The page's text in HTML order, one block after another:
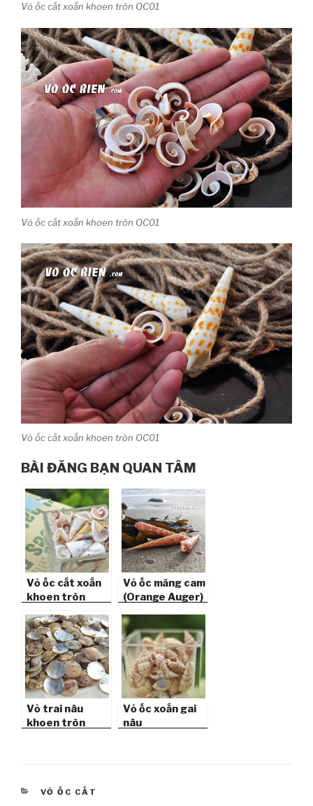
Vỏ ốc cắt xoắn khoen tròn OC01
Vỏ ốc cắt xoắn khoen tròn OC01
Vỏ ốc cắt xoắn khoen tròn OC01
BÀI ĐĂNG BẠN QUAN TÂM
Vỏ ốc cắt xoắn
khoen tròn
Vỏ ốc măng cam
(Orange Auger)
Vỏ trai nâu
khoen tròn
Vỏ ốc xoắn gai
nâu
CATEGORIES
VỎ ỐC CẮT